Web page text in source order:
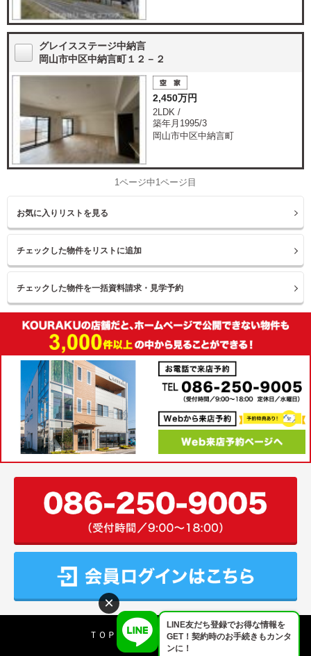
グレイスステージ中納言
岡山市中区中納言町１２－２
2,450万円
2LDK /
築年月1995/3
岡山市中区中納言町
1ページ中1ページ目
お気に入りリストを見る
ＴＯＰ 会社案内 アクセス
×
LINE友だち登録でお得な情報を
GET！契約時のお手続きもカンタ
ンに！